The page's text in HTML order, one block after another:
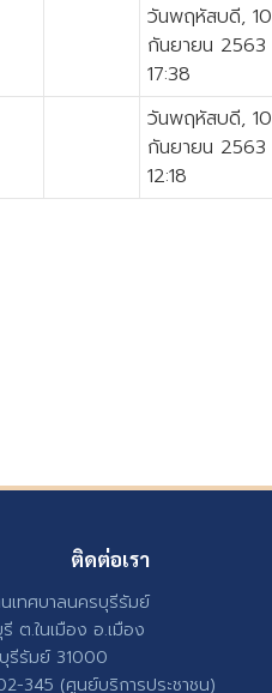
วันพฤหัสบดี, 10
กันยายน 2563
17:38
วันพฤหัสบดี, 10
กันยายน 2563
12:18
ติดต่อเรา
เทศบาลนครบุรีรัมย์
ต.ในเมือง อ.เมือง
รีรัมย์ 31000
345 (ศูนย์บริการประชาชน)